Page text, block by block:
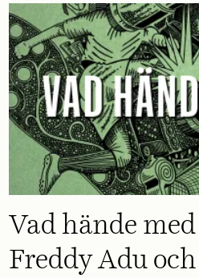
Vad hände
Freddy Adu